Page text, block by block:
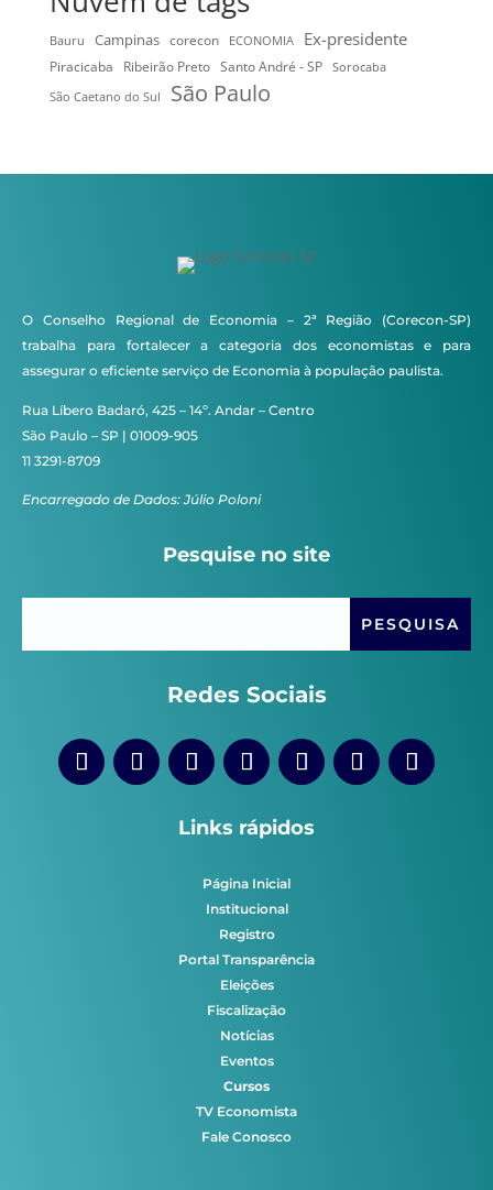
Bauru Campinas corecon ECONOMIA Ex-presidente
Piracicaba Ribeirão Preto Santo André - SP
Sorocaba
São Caetano do Sul
São Paulo
O Conselho Regional de Economia – 2ª Região (Corecon-SP)
trabalha para fortalecer a categoria dos economistas e para
assegurar o eficiente serviço de Economia à população paulista.
Rua Líbero Badaró, 425 – 14º. Andar – Centro
São Paulo – SP | 01009-905
11 3291-8709
Encarregado de Dados: Júlio Poloni
Pesquise no site
Redes Sociais
Links rápidos
Página Inicial
Institucional
Registro
Portal Transparência
Eleições
Fiscalização
Notícias
Eventos
Cursos
TV Economista
Fale Conosco